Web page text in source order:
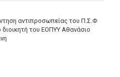
αντιπροσωπείας του Π.Σ.Φ
διοικητή του ΕΟΠΥΥ Αθανάσιο